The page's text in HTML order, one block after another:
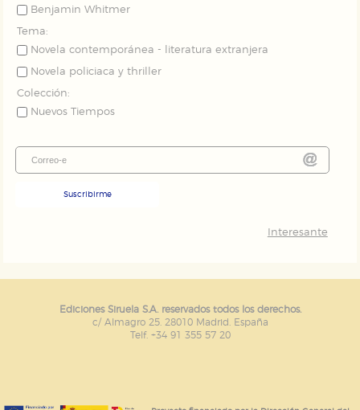
Benjamin Whitmer
Tema:
Novela contemporánea - literatura extranjera
Novela policiaca y thriller
Colección:
Nuevos Tiempos
Suscribirme
Interesante
Ediciones Siruela S.A. reservados todos los derechos.
c/ Almagro 25. 28010 Madrid. España
Telf. +34 91 355 57 20